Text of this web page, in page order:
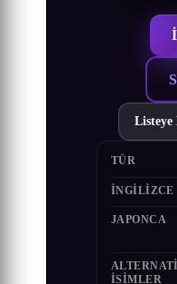
Listeye
TÜR
İNGILIZCE
JAPONCA
ISIMLER